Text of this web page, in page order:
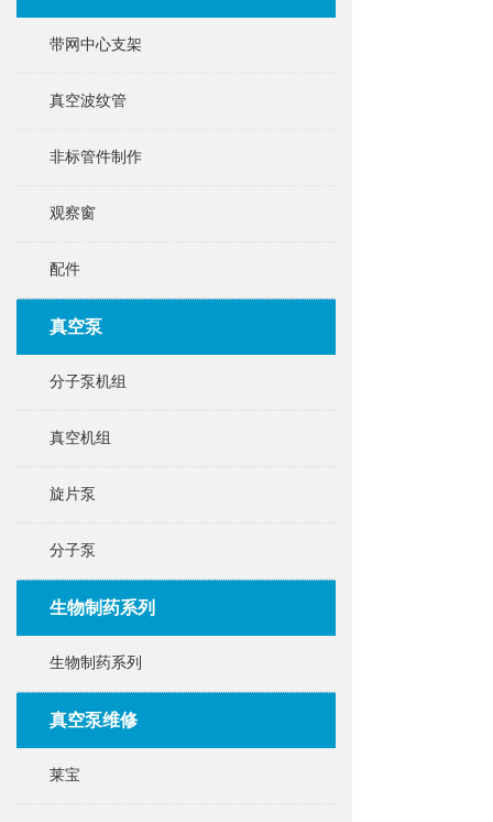
带网中心支架
真空波纹管
非标管件制作
观察窗
配件
真空泵
分子泵机组
真空机组
旋片泵
分子泵
生物制药系列
生物制药系列
真空泵维修
莱宝